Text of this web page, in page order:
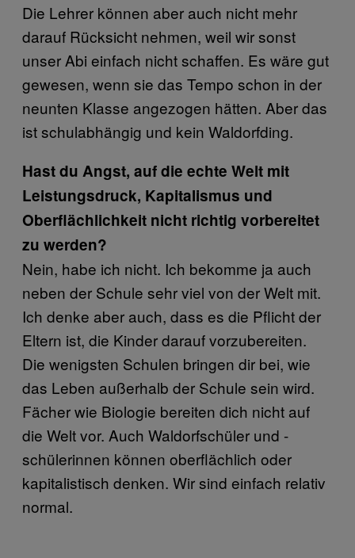
Die Lehrer können aber auch nicht mehr
darauf Rücksicht nehmen, weil wir sonst
unser Abi einfach nicht schaffen. Es wäre gut
gewesen, wenn sie das Tempo schon in der
neunten Klasse angezogen hätten. Aber das
ist schulabhängig und kein Waldorfding.
Hast du Angst, auf die echte Welt mit
Leistungsdruck, Kapitalismus und
Oberflächlichkeit nicht richtig vorbereitet
zu werden?
Nein, habe ich nicht. Ich bekomme ja auch
neben der Schule sehr viel von der Welt mit.
Ich denke aber auch, dass es die Pflicht der
Eltern ist, die Kinder darauf vorzubereiten.
Die wenigsten Schulen bringen dir bei, wie
das Leben außerhalb der Schule sein wird.
Fächer wie Biologie bereiten dich nicht auf
die Welt vor. Auch Waldorfschüler und -
schülerinnen können oberflächlich oder
kapitalistisch denken. Wir sind einfach relativ
normal.